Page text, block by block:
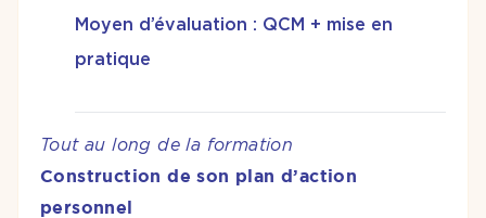
Moyen d’évaluation : QCM + mise en
pratique
Tout au long de la formation
Construction de son plan d’action
personnel